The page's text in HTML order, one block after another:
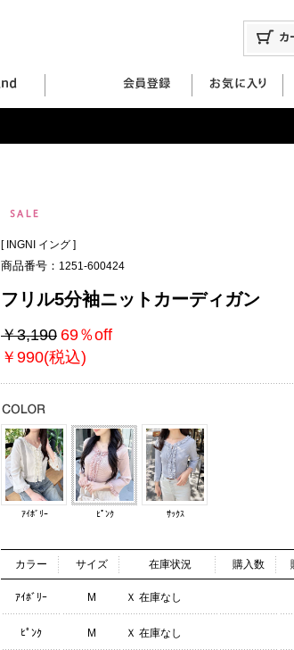
[ INGNI イング ]
商品番号： 1251-600424
フリル5分袖ニットカーディガン
￥3,190 69％off
￥990(税込)
ｱｲﾎﾞﾘｰ ﾋﾟﾝｸ ｻｯｸｽ
カラー サイズ 在庫状況 購入数
ｱｲﾎﾞﾘｰ M Ｘ 在庫なし
ﾋﾟﾝｸ M Ｘ 在庫なし